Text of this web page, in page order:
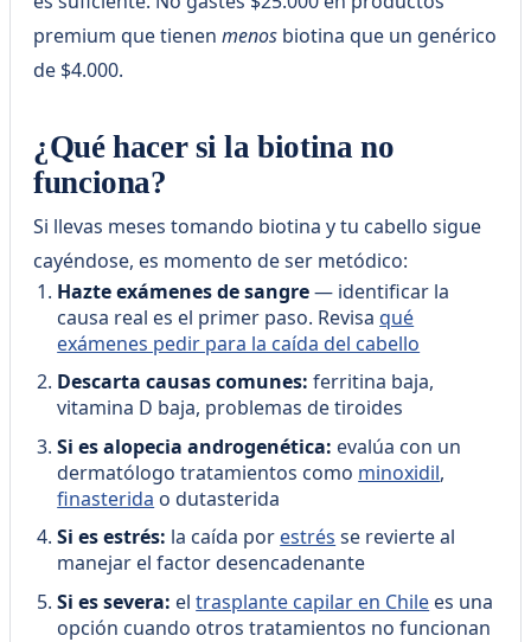
premium que tienenmenos biotina que un genérico
de $4.000.
¿Qué hacer si la biotina no
funciona?
Si llevas meses tomando biotina y tu cabello sigue
cayéndose, es momento de ser metódico:
Hazte exámenes de sangre— identificar la
causa real es el primer paso. Revisaqué
exámenes pedir para la caída del cabello
Descarta causas comunes: ferritina baja,
vitamina D baja, problemas de tiroides
Si es alopecia androgenética: evalúa con un
dermatólogo tratamientos como minoxidil,
finasterida o dutasterida
Si es estrés: la caída por estrés se revierte al
manejar el factor desencadenante
Si es severa: eltrasplante capilar en Chile es una
opción cuando otros tratamientos no funcionan